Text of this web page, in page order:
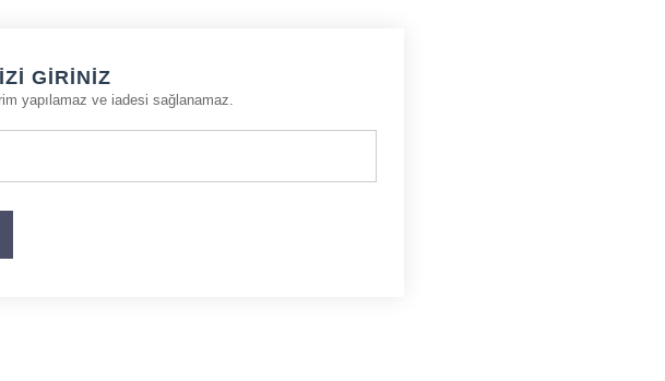
GIRINIZ
yapılamaz ve iadesi sağlanamaz.